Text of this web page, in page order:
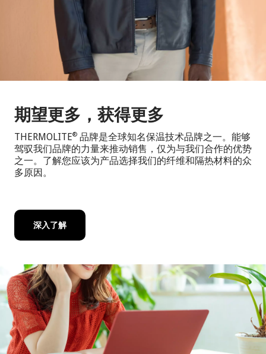
期望更多，获得更多
THERMOLITE® 品牌是全球知名保温技术品牌之一。能够
驾驭我们品牌的力量来推动销售，仅为与我们合作的优势
之一。了解您应该为产品选择我们的纤维和隔热材料的众
多原因。
深入了解